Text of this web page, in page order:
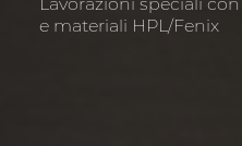
con un design